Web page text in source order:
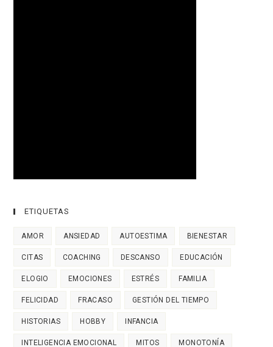
ETIQUETAS
AMOR ANSIEDAD AUTOESTIMA BIENESTAR
CITAS COACHING DESCANSO EDUCACIÓN
ELOGIO EMOCIONES ESTRÉS FAMILIA
FELICIDAD FRACASO GESTIÓN DEL TIEMPO
HISTORIAS HOBBY INFANCIA
INTELIGENCIA EMOCIONAL MITOS MONOTONÍA